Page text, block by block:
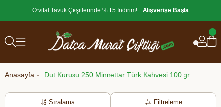
Orvital Tavuk Çeşitlerinde % 15 İndirim! Alışverişe Başla
Anasayfa Dut Kurusu 250 Minnettar Türk Kahvesi 100 gr
Filtreleme
Sıralama